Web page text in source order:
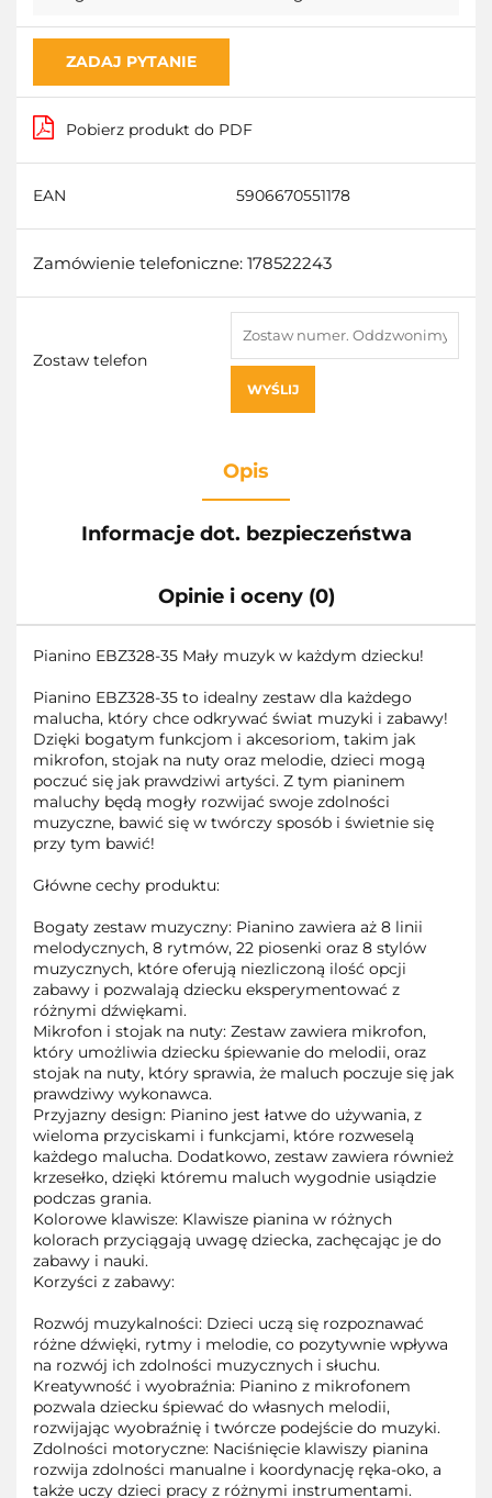
ZADAJ PYTANIE
Pobierz produkt do PDF
EAN 5906670551178
Zamówienie telefoniczne: 178522243
Zostaw telefon
WYŚLIJ
Opis
Informacje dot. bezpieczeństwa
Opinie i oceny (0)
Pianino EBZ328-35 Mały muzyk w każdym dziecku!
Pianino EBZ328-35 to idealny zestaw dla każdego
malucha, który chce odkrywać świat muzyki i zabawy!
Dzięki bogatym funkcjom i akcesoriom, takim jak
mikrofon, stojak na nuty oraz melodie, dzieci mogą
poczuć się jak prawdziwi artyści. Z tym pianinem
maluchy będą mogły rozwijać swoje zdolności
muzyczne, bawić się w twórczy sposób i świetnie się
przy tym bawić!
Główne cechy produktu:
Bogaty zestaw muzyczny: Pianino zawiera aż 8 linii
melodycznych, 8 rytmów, 22 piosenki oraz 8 stylów
muzycznych, które oferują niezliczoną ilość opcji
zabawy i pozwalają dziecku eksperymentować z
różnymi dźwiękami.
Mikrofon i stojak na nuty: Zestaw zawiera mikrofon,
który umożliwia dziecku śpiewanie do melodii, oraz
stojak na nuty, który sprawia, że maluch poczuje się jak
prawdziwy wykonawca.
Przyjazny design: Pianino jest łatwe do używania, z
wieloma przyciskami i funkcjami, które rozweselą
każdego malucha. Dodatkowo, zestaw zawiera również
krzesełko, dzięki któremu maluch wygodnie usiądzie
podczas grania.
Kolorowe klawisze: Klawisze pianina w różnych
kolorach przyciągają uwagę dziecka, zachęcając je do
zabawy i nauki.
Korzyści z zabawy:
Rozwój muzykalności: Dzieci uczą się rozpoznawać
różne dźwięki, rytmy i melodie, co pozytywnie wpływa
na rozwój ich zdolności muzycznych i słuchu.
Kreatywność i wyobraźnia: Pianino z mikrofonem
pozwala dziecku śpiewać do własnych melodii,
rozwijając wyobraźnię i twórcze podejście do muzyki.
Zdolności motoryczne: Naciśnięcie klawiszy pianina
rozwija zdolności manualne i koordynację ręka-oko, a
także uczy dzieci pracy z różnymi instrumentami.